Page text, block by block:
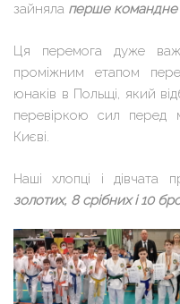
зайняла перше командне
Ця перемога дуже
проміжним етапом
юнаків в Польщі, який
перевіркою сил перед
Києві.
Наші хлопці і дівчата
золотих, 8 срібних і 10